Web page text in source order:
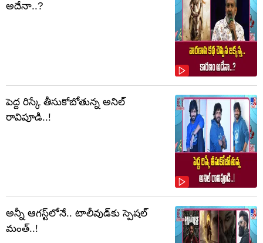
అదేనా..?
పెద్ద రిస్కే తీసుకోబోతున్న అనిల్
రావిపూడి..!
అన్నీ ఆగస్ట్‌లోనే.. టాలీవుడ్‌కు స్పెషల్
మంత్..!